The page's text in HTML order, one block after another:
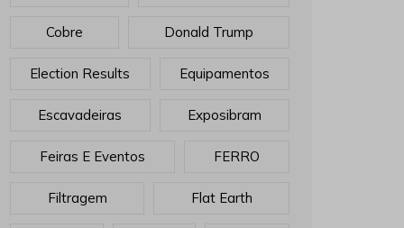
Cobre Donald Trump
Election Results Equipamentos
Escavadeiras Exposibram
Feiras E Eventos FERRO
Filtragem Flat Earth